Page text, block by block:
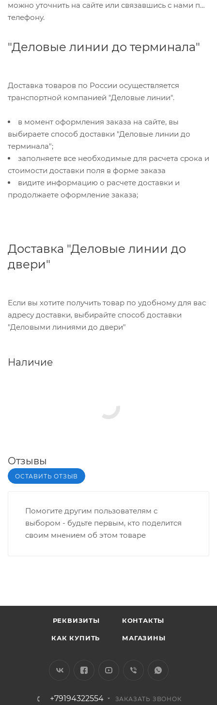
можно уточнить на сайте или связавшись с нами по
телефону.
"Деловые линии до терминала"
Доставка товаров по России осуществляется
транспортной компанией "Деловые линии".
в момент оформления заказа на сайте, вы
выбираете способ доставки "Деловые линии до
терминала";
заполняете все необходимые для расчета срока и
стоимости доставки поля в форме заказа
видите информацию о расчете доставки и
продолжаете оформление заказа;
Доставка "Деловые линии до
двери"
Если вы хотите получить товар по удобному для вас
адресу доставки, выбирайте способ доставки
"Деловыми линиями до двери"
Наличие
Отзывы
ОСТАВИТЬ ОТЗЫВ
Помогите другим пользователям с
выбором - будьте первым, кто поделится
своим мнением об этом товаре
РЕКВИЗИТЫ КОНТАКТЫ
КАК КУПИТЬ МАГАЗИНЫ
+79194322554 ЗАКАЗАТЬ ЗВОНОК